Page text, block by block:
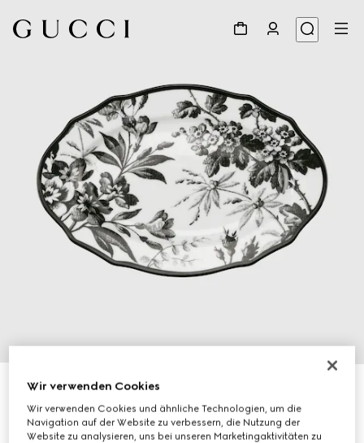
Häppchenplatte mit Herbarium-Motiv
€ 240
Variantenschwarzes und weißes Porzellan
Wir verwenden Cookies
Wir verwenden Cookies und ähnliche Technologien, um die
Navigation auf der Website zu verbessern, die Nutzung der
Website zu analysieren, uns bei unseren Marketingaktivitäten zu